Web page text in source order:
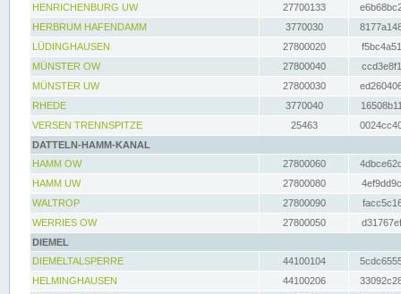
HENRICHENBURG UW
27700133
HERBRUM HAFENDAMM
3770030
LÜDINGHAUSEN
27800020
MÜNSTER OW
27800040
MÜNSTER UW
27800030
RHEDE
3770040
VERSEN TRENNSPITZE
25463
DATTELN-HAMM-KANAL
HAMM OW
27800060
HAMM UW
27800080
WALTROP
27800090
WERRIES OW
27800050
DIEMEL
DIEMELTALSPERRE
44100104
HELMINGHAUSEN
44100206